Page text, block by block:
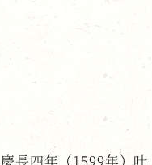
慶長四年（1599年）